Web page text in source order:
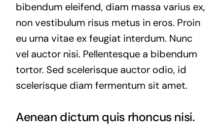
bibendum eleifend, diam massa varius ex,
non vestibulum risus metus in eros. Proin
eu urna vitae ex feugiat interdum. Nunc
vel auctor nisi. Pellentesque a bibendum
tortor. Sed scelerisque auctor odio, id
scelerisque diam fermentum sit amet.
Aenean dictum quis rhoncus nisi.